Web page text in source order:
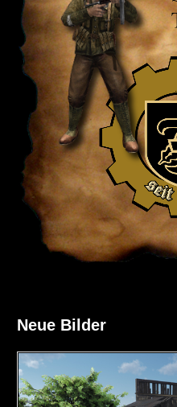
Neue Bilder